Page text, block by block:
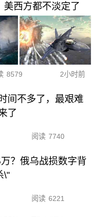
西方都不淡定了
8579 2小时前
间不多了，最艰难
了
阅读 7740
？俄乌战损数字背
\"
阅读 6221